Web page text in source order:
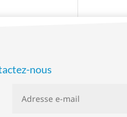
nous